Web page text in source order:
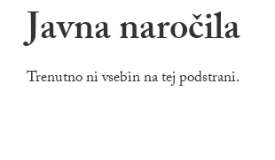
Javna naročila
Trenutno ni vsebin na tej podstrani.